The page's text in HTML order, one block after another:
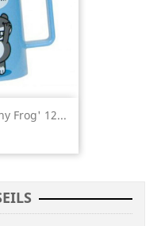
Frog' 12...